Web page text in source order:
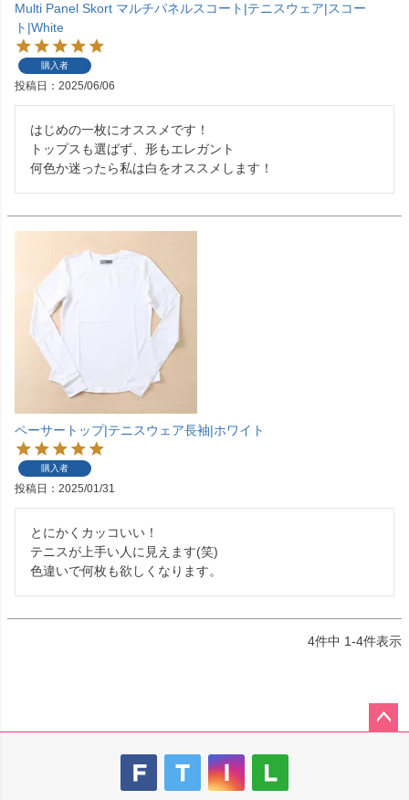
Multi Panel Skort マルチパネルスコート|テニスウェア|スコー
ト|White
購入者
投稿日 2025/06/06
はじめの一枚にオススメです！
トップスも選ばず、形もエレガント
何色か迷ったら私は白をオススメします！
ペーサートップ|テニスウェア長袖|ホワイト
購入者
投稿日 2025/01/31
とにかくカッコいい！
テニスが上手い人に見えます(笑)
色違いで何枚も欲しくなります。
4件中 1-4件表示